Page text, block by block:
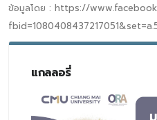
ข้อมูลโดย : https://
แกลลอรี่